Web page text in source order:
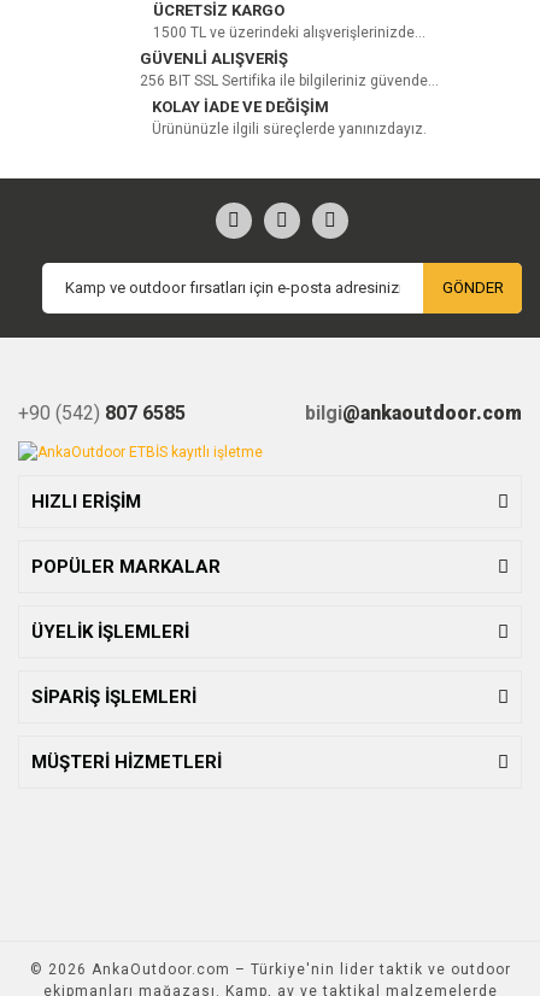
ÜCRETSİZ KARGO
1500 TL ve üzerindeki alışverişlerinizde...
GÜVENLİ ALIŞVERİŞ
256 BIT SSL Sertifika ile bilgileriniz güvende...
KOLAY İADE VE DEĞİŞİM
Ürününüzle ilgili süreçlerde yanınızdayız.
GÖNDER
+90 (542) 807 6585 bilgi@ankaoutdoor.com
HIZLI ERİŞİM
POPÜLER MARKALAR
ÜYELİK İŞLEMLERİ
SİPARİŞ İŞLEMLERİ
MÜŞTERİ HİZMETLERİ
© 2026 AnkaOutdoor.com – Türkiye'nin lider taktik ve outdoor
ekipmanları mağazası. Kamp, av ve taktikal malzemelerde